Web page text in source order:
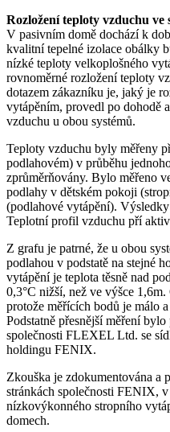
Rozložení teploty vzduchu ve
V pasivním domě dochází k
kvalitní tepelné izolace obálky
nízké teploty velkoplošného
rovnoměrné rozložení teploty
dotazem zákazníku je, jaký je
vytápěním, provedl po dohodě
vzduchu u obou systémů.
Teploty vzduchu byly měřeny
podlahovém) v průběhu
zprůměrňovány. Bylo měřeno
podlahy v dětském pokoji
(podlahové vytápění).
Teplotní profil vzduchu pří
Z grafu je patrné, že u obou
podlahou v podstatě na stejné
vytápění je teplota těsně nad
0,3°C nižší, než ve výšce
protože měřících bodů je málo
Podstatně přesnější měření
společnosti FLEXEL Ltd. se
holdingu FENIX.
Zkouška je zdokumentována a
stránkách společnosti FENIX,
nízkovýkonného stropního
domech.